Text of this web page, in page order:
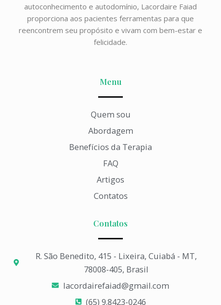
autoconhecimento e autodomínio, Lacordaire Faiad
proporciona aos pacientes ferramentas para que
reencontrem seu propósito e vivam com bem-estar e
felicidade.
Menu
Quem sou
Abordagem
Benefícios da Terapia
FAQ
Artigos
Contatos
Contatos
R. São Benedito, 415 - Lixeira, Cuiabá - MT,
78008-405, Brasil
lacordairefaiad@gmail.com​
(65) 9.8423-0246​